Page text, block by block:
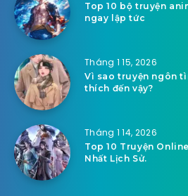
Top 10 bộ truyện
ngay lập tức
Tháng 1 15, 2026
Vì sao truyện ngôn
thích đến vậy?
Tháng 1 14, 2026
Top 10 Truyện
Nhất Lịch Sử.